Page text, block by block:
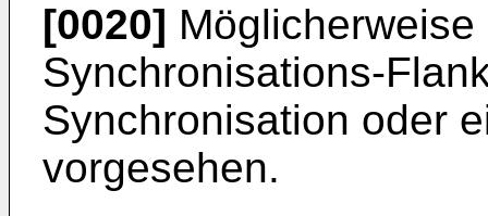
[0020]
Synchronisations-
Synchronisation oder
vorgesehen.